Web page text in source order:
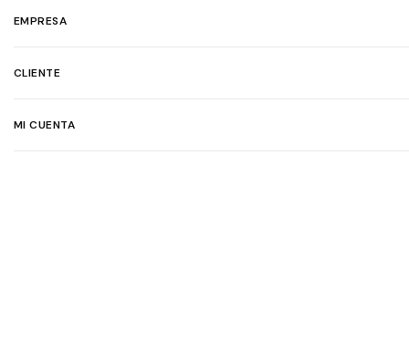
EMPRESA
CLIENTE
MI CUENTA